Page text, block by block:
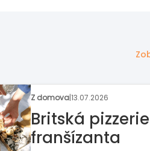
Rozhovor týdne 06.07.2026
Na příležitosti